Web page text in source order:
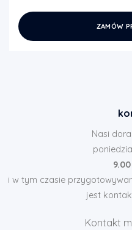
ZAMÓW
Nasi
i w tym czasie
jest
Kontakt